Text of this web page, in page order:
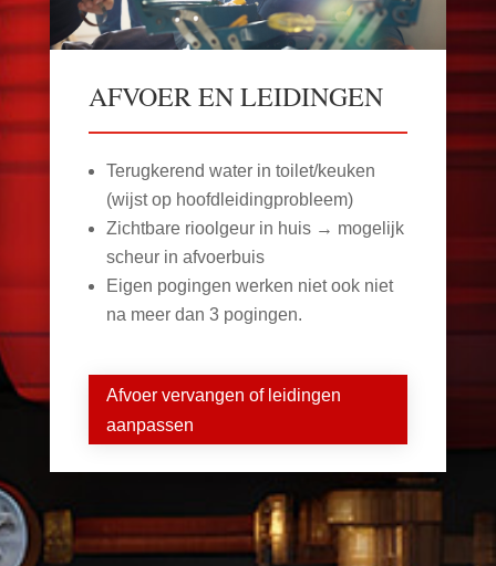
AFVOER EN LEIDINGEN
Terugkerend water in toilet/keuken
(wijst op hoofdleidingprobleem)
Zichtbare rioolgeur in huis → mogelijk
scheur in afvoerbuis
Eigen pogingen werken niet ook niet
na meer dan 3 pogingen.
Afvoer vervangen of leidingen
aanpassen